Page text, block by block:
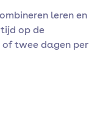
leren en
op de
of twee dagen per